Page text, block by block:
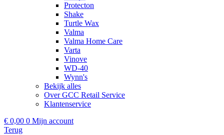
Protecton
Shake
Turtle Wax
Valma
Valma Home Care
Varta
Vinove
WD-40
Wynn's
Bekijk alles
Over GCC Retail Service
Klantenservice
€ 0,00 0 Mijn account
Terug